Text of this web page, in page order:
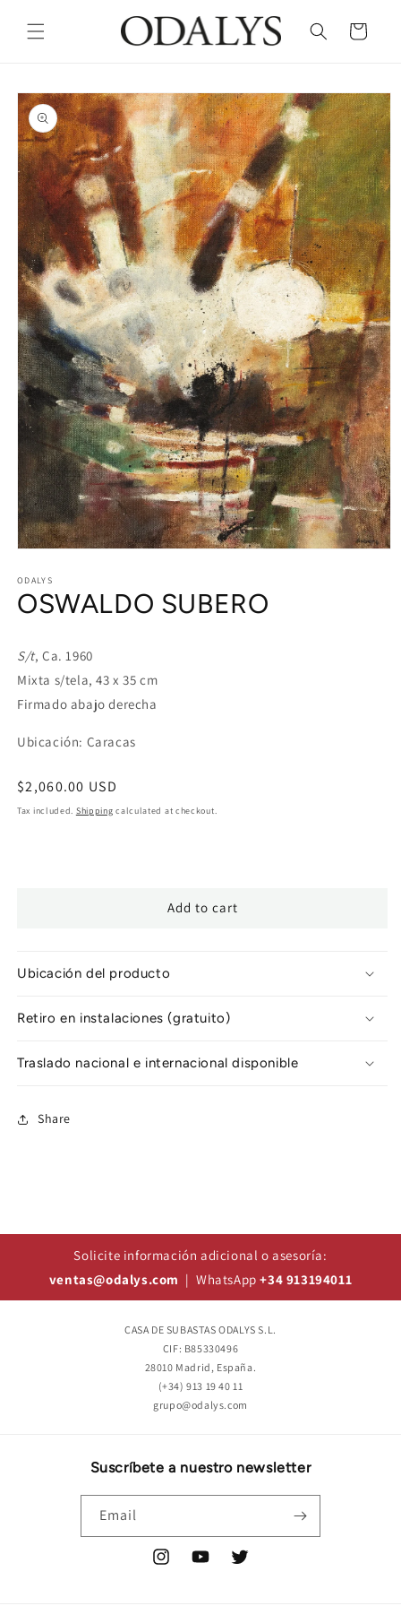
content
Cart
Skip to
product
information
1
in
modal
ODALYS
OSWALDO SUBERO
S/t, Ca. 1960
Mixta s/tela, 43 x 35 cm
Firmado abajo derecha
Ubicación: Caracas
Regular
price
$2,060.00 USD
Tax included. Shipping calculated at checkout.
Add to cart
Ubicación del producto
Retiro en instalaciones (gratuito)
Traslado nacional e internacional disponible
Share
Solicite información adicional o asesoría:
ventas@odalys.com | WhatsApp+34 913194011
CASA DE SUBASTAS ODALYS S.L.
CIF: B85330496
28010 Madrid, España.
(+34) 913 19 40 11
grupo@odalys.com
Suscríbete a nuestro newsletter
Email
InstagramYouTubeTwitter